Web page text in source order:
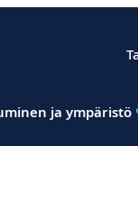
ja ympäristö